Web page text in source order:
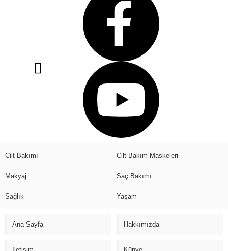
Cilt Bakımı Cilt Bakım Maskeleri
Makyaj Saç Bakımı
Sağlık Yaşam
Ana Sayfa Hakkımızda